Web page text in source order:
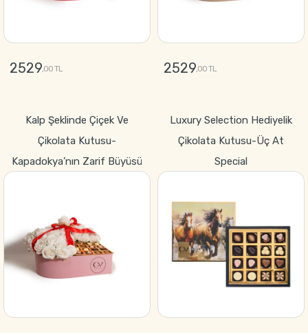
2529,00 TL 2529,00 TL
Kalp Şeklinde Çiçek Ve
Çikolata Kutusu-
Kapadokya’nın Zarif Büyüsü
Luxury Selection Hediyelik
Çikolata Kutusu-Üç At
Special